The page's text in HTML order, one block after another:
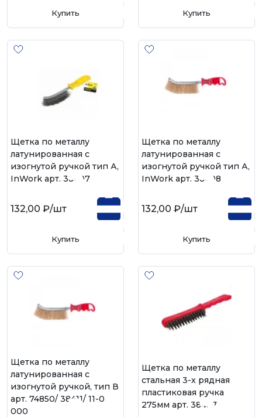
Купить Купить
Щетка по металлу
латунированная с
изогнутой ручкой тип А,
InWork арт. 38407
132,00 ₽/шт
Купить
Щетка по металлу
латунированная с
изогнутой ручкой тип А,
InWork арт. 38408
132,00 ₽/шт
Купить
Щетка по металлу
латунированная с
изогнутой ручкой, тип В
арт. 74850/ 38411/ 11-0-
000
Щетка по металлу
стальная 3-х рядная
пластиковая ручка
275мм арт. 38437